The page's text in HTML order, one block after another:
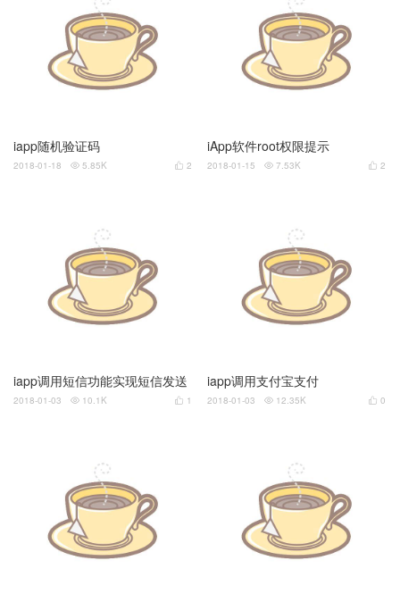
iapp随机验证码
 2
2018-01-18  5.85K
iApp软件root权限提示
 2
2018-01-15  7.53K
iapp调用短信功能实现短信发送
 1
2018-01-03  10.1K
iapp调用支付宝支付
 0
2018-01-03  12.35K